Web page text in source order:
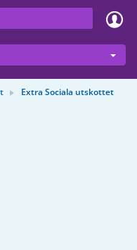
Extra Sociala utskottet